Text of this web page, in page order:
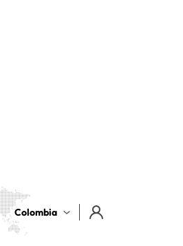
Colombia